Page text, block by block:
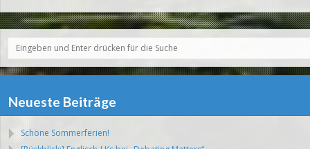
Neueste Beiträge
Schöne Sommerferien!